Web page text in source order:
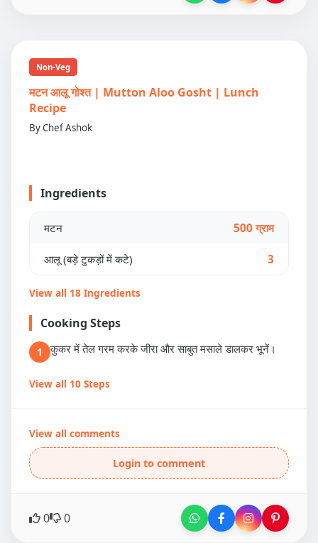
Non-Veg
मटन आलू गोश्त | Mutton Aloo Gosht | Lunch
Recipe
By Chef Ashok
Ingredients
मटन 500 ग्राम
आलू (बड़े टुकड़ों में कटे) 3
View all 18 Ingredients
Cooking Steps
1 कुकर में तेल गरम करके जीरा और साबुत मसाले डालकर भूनें।
View all 10 Steps
View all comments
Login to comment
0 0